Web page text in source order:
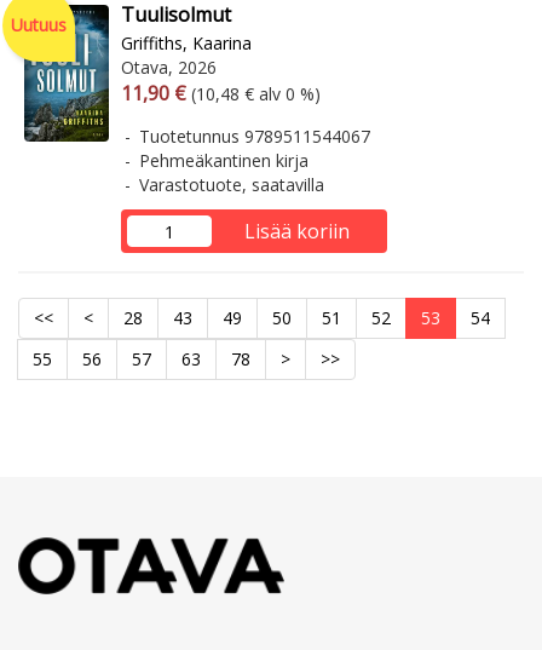
Uutuus Tuulisolmut
Griffiths, Kaarina
Otava, 2026
Arvonlisäverollinen hinta
11,90 € Arvonlisäveroton hinta
(10,48 € alv 0 %)
Tuotetunnus 9789511544067
Pehmeäkantinen kirja
Varastotuote, saatavilla
Lisää koriin
<< < 28 43 49 50 51 52 53
54
55
56 57 63 78 > >>